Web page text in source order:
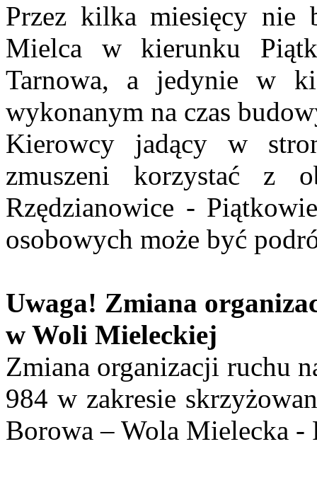
Przez kilka miesięcy nie
Mielca w kierunku
Tarnowa, a jedynie w
wykonanym na czas
Kierowcy jadący w
zmuszeni korzystać z
Rzędzianowice -
osobowych może być
Uwaga! Zmiana
w Woli Mieleckiej
Zmiana organizacji ruchu
984 w zakresie
Borowa – Wola Mielecka -